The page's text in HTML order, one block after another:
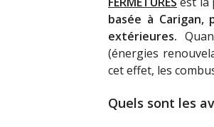
basée à Carigan,
extérieures.
(énergies
cet effet, les
Quels sont les